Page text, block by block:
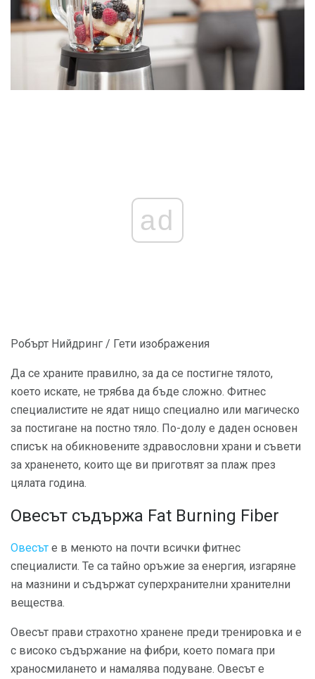
ad
Робърт Нийдринг / Гети изображения
Да се ​​храните правилно, за да се постигне тялото,
което искате, не трябва да бъде сложно. Фитнес
специалистите не ядат нищо специално или магическо
за постигане на постно тяло. По-долу е даден основен
списък на обикновените здравословни храни и съвети
за храненето, които ще ви приготвят за плаж през
цялата година.
Овесът съдържа Fat Burning Fiber
Овесът е в менюто на почти всички фитнес
специалисти. Те са тайно оръжие за енергия, изгаряне
на мазнини и съдържат суперхранителни хранителни
вещества.
Овесът прави страхотно хранене преди тренировка и е
с високо съдържание на фибри, което помага при
храносмилането и намалява подуване. Овесът е